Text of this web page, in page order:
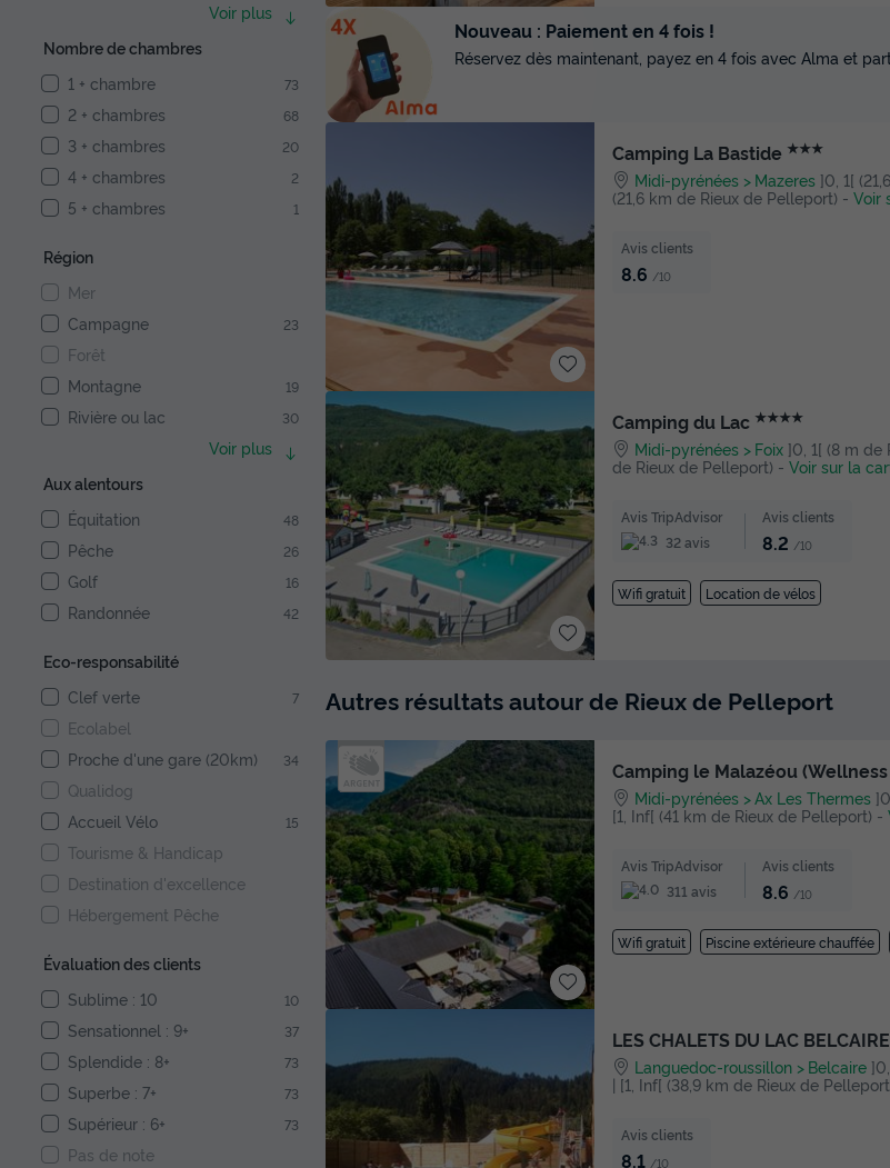
Voir plus
Nombre de chambres
1 + chambre
73
2 + chambres 68
3 + chambres 20
4 + chambres 2
5 + chambres 1
Région
Mer
Campagne
23
Forêt
Montagne
19
Rivière ou lac 30
Voir plus
Aux alentours
Équitation
48
Pêche 26
Golf 16
Randonnée 42
Eco-responsabilité
Clef verte
7
Ecolabel
Proche d'une gare (20km)
34
Qualidog
Accueil Vélo
15
Tourisme & Handicap
Destination d'excellence
Hébergement Pêche
Évaluation des clients
Sublime : 10
10
Sensationnel : 9+ 37
Splendide : 8+ 73
Superbe : 7+ 73
Supérieur : 6+ 73
Pas de note
Camping La Bastide ★★★
Midi-pyrénées Mazeres ]0, 1[
(21,6 km de Rieux de Pelleport) - Voir
Avis clients
8.6 /10
Camping du Lac ★★★★
Midi-pyrénées Foix ]0, 1[ (8 m de
de Rieux de Pelleport) - Voir sur la
Avis TripAdvisor
32 avis
Avis clients
8.2 /10
Wifi gratuit Location de vélos
Autres résultats autour de Rieux de Pelleport
Camping le Malazéou
Midi-pyrénées Ax Les Thermes
[1, Inf[ (41 km de Rieux de Pelleport) -
Avis TripAdvisor
311 avis
Avis clients
8.6 /10
Wifi gratuit Piscine extérieure chauffée
LES CHALETS DU LAC BELCAIRE
Languedoc-roussillon Belcaire
| [1, Inf[ (38,9 km de Rieux de
Avis clients
8.1 /10
Nouveau : Paiement en 4 fois !
Réservez dès maintenant, payez en 4 fois avec Alma et